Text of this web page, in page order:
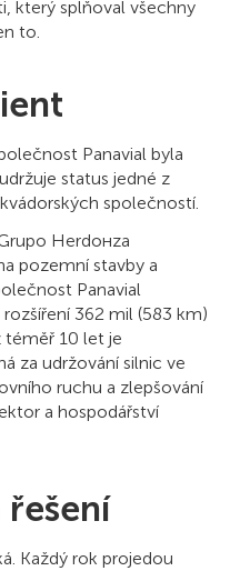
který splňoval všechny
to.
Panavial byla
status jedné z
společností.
Herdoнza
pozemní stavby a
Panavial
362 mil (583 km)
téměř 10 let je
za udržování silnic ve
ruchu a zlepšování
a hospodářství
řešení
Každý rok projedou